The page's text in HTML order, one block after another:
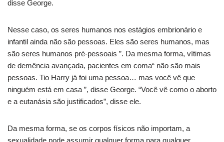
disse George.
Nesse caso, os seres humanos nos estágios embrionário e
infantil ainda não são pessoas. Eles são seres humanos, mas
são seres humanos pré-pessoais ”. Da mesma forma, vítimas
de demência avançada, pacientes em coma“ não são mais
pessoas. Tio Harry já foi uma pessoa… mas você vê que
ninguém está em casa ”, disse George. “Você vê como o aborto
e a eutanásia são justificados”, disse ele.
Da mesma forma, se os corpos físicos não importam, a
sexualidade pode assumir qualquer forma para qualquer